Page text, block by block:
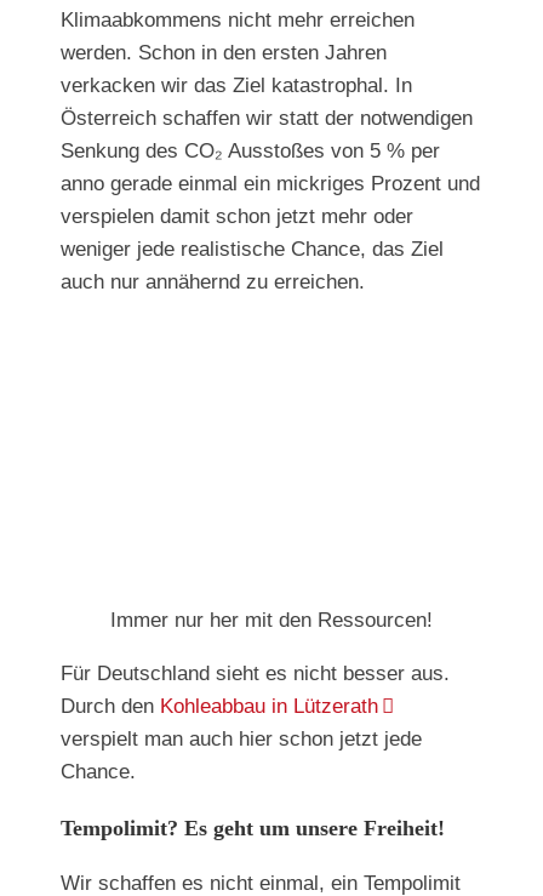
Klimaabkommens nicht mehr erreichen
werden. Schon in den ersten Jahren
verkacken wir das Ziel katastrophal. In
Österreich schaffen wir statt der notwendigen
Senkung des CO₂ Ausstoßes von 5 % per
anno gerade einmal ein mickriges Prozent und
verspielen damit schon jetzt mehr oder
weniger jede realistische Chance, das Ziel
auch nur annähernd zu erreichen.
Immer nur her mit den Ressourcen!
Für Deutschland sieht es nicht besser aus.
Durch den Kohleabbau in Lützerath
verspielt man auch hier schon jetzt jede
Chance.
Tempolimit? Es geht um unsere Freiheit!
Wir schaffen es nicht einmal, ein Tempolimit